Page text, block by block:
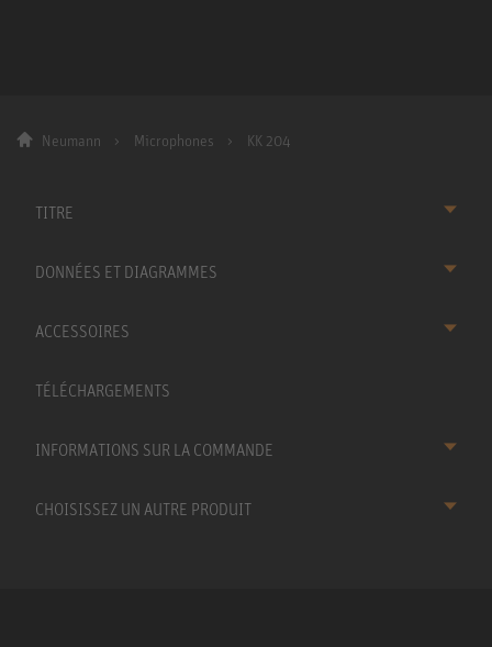
Neumann Microphones KK 204
TITRE
DONNÉES ET DIAGRAMMES
ACCESSOIRES
TÉLÉCHARGEMENTS
INFORMATIONS SUR LA COMMANDE
CHOISISSEZ UN AUTRE PRODUIT